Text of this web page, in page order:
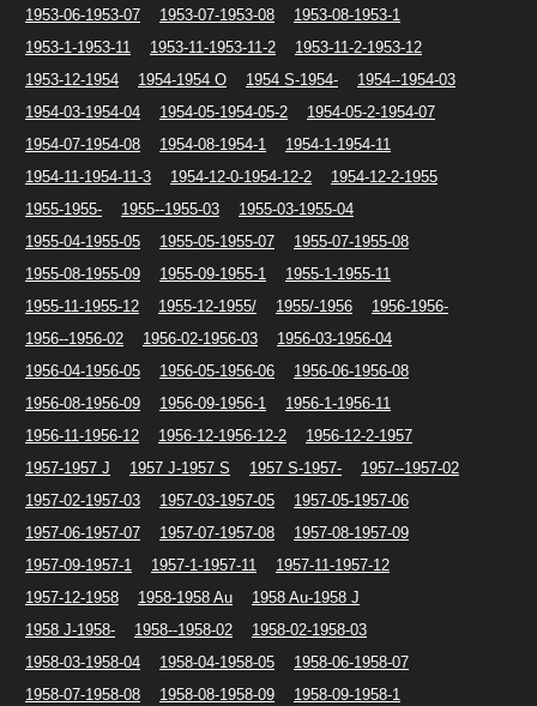
1953-06-1953-07 1953-07-1953-08
1953-08-1953-1
1953-1-1953-11
1953-11-1953-11-2
1953-11-2-1953-12
1953-12-1954
1954-1954 O 1954 S-1954-
1954--1954-03
1954-03-1954-04
1954-05-1954-05-2
1954-05-2-1954-07
1954-07-1954-08
1954-08-1954-1
1954-1-1954-11
1954-11-1954-11-3
1954-12-0-1954-12-2
1954-12-2-1955
1955-1955-
1955--1955-03
1955-03-1955-04
1955-04-1955-05
1955-05-1955-07
1955-07-1955-08
1955-08-1955-09
1955-09-1955-1
1955-1-1955-11
1955-11-1955-12
1955-12-1955/ 1955/-1956
1956-1956-
1956--1956-02
1956-02-1956-03
1956-03-1956-04
1956-04-1956-05
1956-05-1956-06
1956-06-1956-08
1956-08-1956-09
1956-09-1956-1
1956-1-1956-11
1956-11-1956-12
1956-12-1956-12-2
1956-12-2-1957
1957-1957 J
1957 J-1957 S 1957 S-1957-
1957--1957-02
1957-02-1957-03
1957-03-1957-05
1957-05-1957-06
1957-06-1957-07
1957-07-1957-08
1957-08-1957-09
1957-09-1957-1
1957-1-1957-11
1957-11-1957-12
1957-12-1958
1958-1958 Au
1958 Au-1958 J
1958 J-1958-
1958--1958-02
1958-02-1958-03
1958-03-1958-04
1958-04-1958-05
1958-06-1958-07
1958-07-1958-08
1958-08-1958-09
1958-09-1958-1